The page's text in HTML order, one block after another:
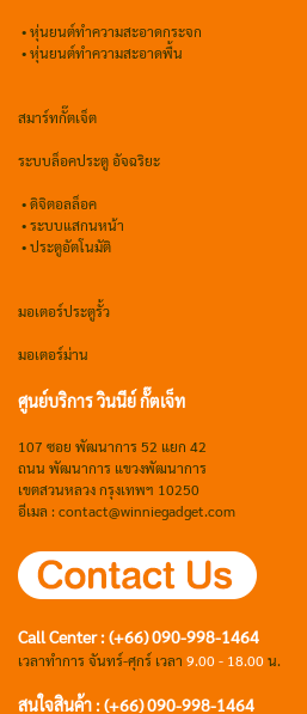
•หุ่นยนต์ทำความสะอาดกระจก
•หุ่นยนต์ทำความสะอาดพื้น
สมาร์ทกั๊ตเจ็ต
ระบบล็อคประตู อัจฉริยะ
•ดิจิตอลล็อค
• ระบบแสกนหน้า
• ประตูอัตโนมัติ
มอเตอร์ประตูรั้ว
มอเตอร์ม่าน
ศูนย์บริการ วินนีย์ กั๊ตเจ็ท
107 ซอย พัฒนาการ 52 แยก 42
ถนน พัฒนาการ แขวงพัฒนาการ
เขตสวนหลวง กรุงเทพฯ 10250
อีเมล : contact@winniegadget.com
Call Center : (+66) 090-998-1464
เวลาทำการ จันทร์-ศุกร์ เวลา 9.00 - 18.00 น.
สนใจสินค้า : (+66) 090-998-1464